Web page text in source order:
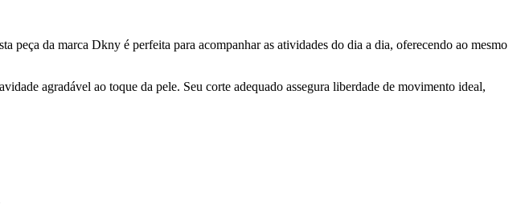
da marca Dkny é perfeita para acompanhar as atividades do dia a dia, oferecendo ao mesmo
agradável ao toque da pele. Seu corte adequado assegura liberdade de movimento ideal,